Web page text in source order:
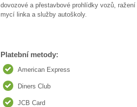
dovozové a přestavbové prohlídky vozů,
mycí linka a služby autoškoly.
Platební metody:
American Express
Diners Club
JCB Card